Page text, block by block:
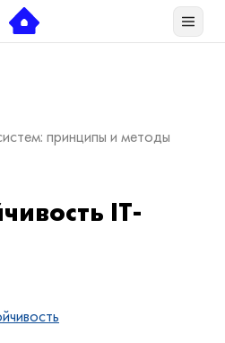
принципы и методы
IT-